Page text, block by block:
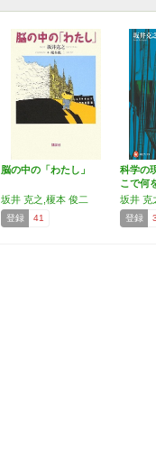
脳の中の「わたし」
坂井 克之,榎本 俊二
登録 41
科学の
こで何
…
坂井 克
登録